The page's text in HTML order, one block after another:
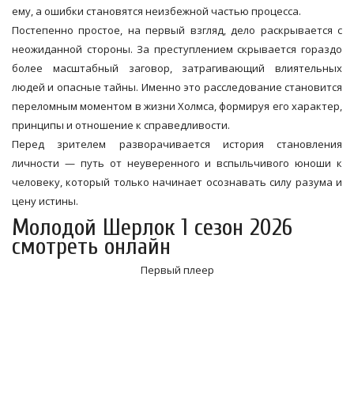
ему, а ошибки становятся неизбежной частью процесса.
Постепенно простое, на первый взгляд, дело раскрывается с
неожиданной стороны. За преступлением скрывается гораздо
более масштабный заговор, затрагивающий влиятельных
людей и опасные тайны. Именно это расследование становится
переломным моментом в жизни Холмса, формируя его характер,
принципы и отношение к справедливости.
Перед зрителем разворачивается история становления
личности — путь от неуверенного и вспыльчивого юноши к
человеку, который только начинает осознавать силу разума и
цену истины.
Молодой Шерлок 1 сезон 2026
смотреть онлайн
Первый плеер